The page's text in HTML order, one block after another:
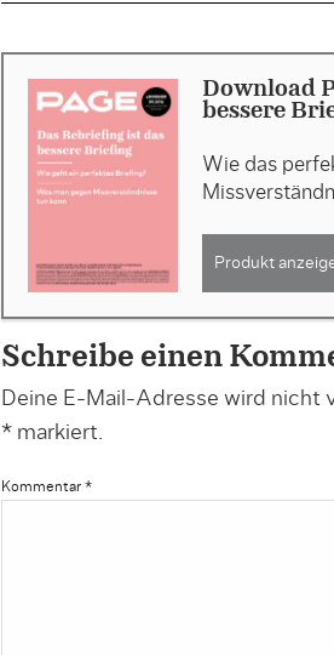
Download
bessere
Wie das
Produkt
Schreibe einen
Deine E-Mail-Adresse wird nicht
*markiert.
Kommentar *